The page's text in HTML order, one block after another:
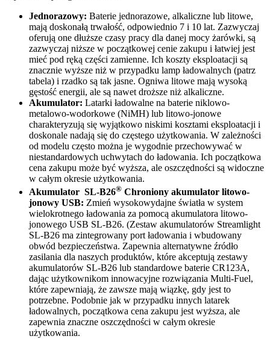
Jednorazowy: Baterie jednorazowe, alkaliczne lub litowe,
mają doskonałą trwałość, odpowiednio 7 i 10 lat. Zazwyczaj
oferują one dłuższe czasy pracy dla danej mocy żarówki, są
zazwyczaj niższe w początkowej cenie zakupu i łatwiej jest
mieć pod ręką części zamienne. Ich koszty eksploatacji są
znacznie wyższe niż w przypadku lamp ładowalnych (patrz
tabela) i rzadko są tak jasne. Ogniwa litowe mają wysoką
gęstość energii, ale są nawet droższe niż alkaliczne.
Akumulator: Latarki ładowalne na baterie niklowo-
metalowo-wodorkowe (NiMH) lub litowo-jonowe
charakteryzują się wyjątkowo niskimi kosztami eksploatacji i
doskonale nadają się do częstego użytkowania. W zależności
od modelu często można je wygodnie przechowywać w
niestandardowych uchwytach do ładowania. Ich początkowa
cena zakupu może być wyższa, ale oszczędności są widoczne
w całym okresie użytkowania.
Akumulator SL-B26® Chroniony akumulator litowo-
jonowy USB: Zmień wysokowydajne światła w system
wielokrotnego ładowania za pomocą akumulatora litowo-
jonowego USB SL-B26. (Zestaw akumulatorów Streamlight
SL-B26 ma zintegrowany port ładowania i wbudowany
obwód bezpieczeństwa. Zapewnia alternatywne źródło
zasilania dla naszych produktów, które akceptują zestawy
akumulatorów SL-B26 lub standardowe baterie CR123A,
dając użytkownikom innowacyjne rozwiązania Multi-Fuel,
które zapewniają, że zawsze mają wiązkę, gdy jest to
potrzebne. Podobnie jak w przypadku innych latarek
ładowalnych, początkowa cena zakupu jest wyższa, ale
zapewnia znaczne oszczędności w całym okresie
użytkowania.